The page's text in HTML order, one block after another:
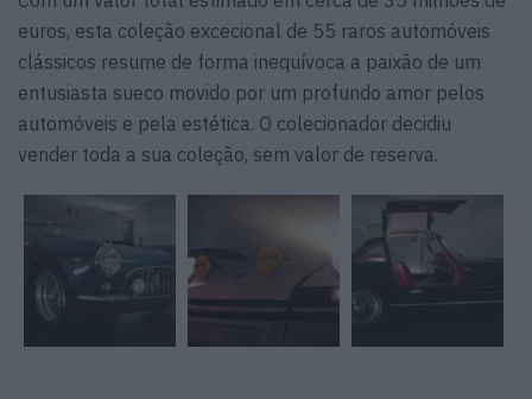
euros, esta coleção excecional de 55 raros automóveis
clássicos resume de forma inequívoca a paixão de um
entusiasta sueco movido por um profundo amor pelos
automóveis e pela estética. O colecionador decidiu
vender toda a sua coleção, sem valor de reserva.